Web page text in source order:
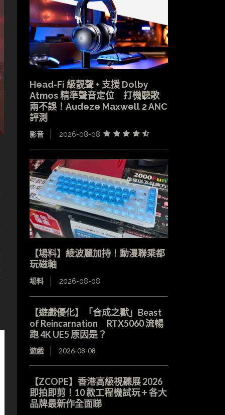
Head-Fi 級靚聲 + 支援 Dolby
Atmos 精準聲音定位 打機聽歌
兩不誤！Audeze Maxwell 2 ANC
評測
影音 2026-08-08
【場料】綾波麗加持！動漫聯乘都
玩磁軸
場料 2026-08-08
【遊戲優化】「合成之獸」Beast
of Reincarnation RTX5060 流暢
跑 4K UE5 原因是？
遊戲 2026-08-08
【ZCOPE】香港高級視聽展 2026
即拍即剪！10 款工程機試玩 + 各大
品牌最新作全面睇